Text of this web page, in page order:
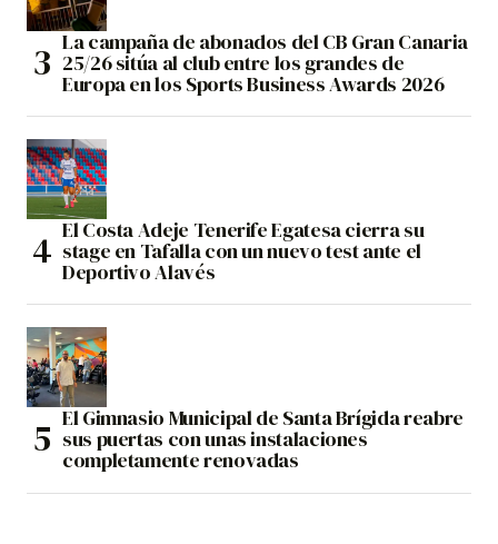
La campaña de abonados del CB Gran Canaria
25/26 sitúa al club entre los grandes de
Europa en los Sports Business Awards 2026
El Costa Adeje Tenerife Egatesa cierra su
stage en Tafalla con un nuevo test ante el
Deportivo Alavés
El Gimnasio Municipal de Santa Brígida reabre
sus puertas con unas instalaciones
completamente renovadas